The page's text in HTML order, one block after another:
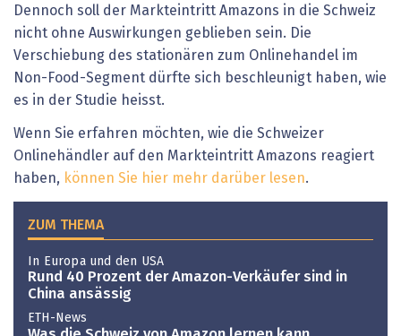
Dennoch soll der Markteintritt Amazons in die Schweiz
nicht ohne Auswirkungen geblieben sein. Die
Verschiebung des stationären zum Onlinehandel im
Non-Food-Segment dürfte sich beschleunigt haben, wie
es in der Studie heisst.
Wenn Sie erfahren möchten, wie die Schweizer
Onlinehändler auf den Markteintritt Amazons reagiert
haben, können Sie hier mehr darüber lesen.
ZUM THEMA
In Europa und den USA
Rund 40 Prozent der Amazon-Verkäufer sind in
China ansässig
ETH-News